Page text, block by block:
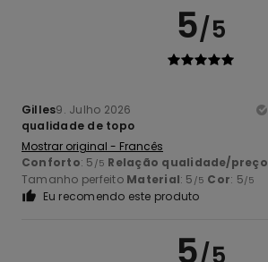
5/5
Gilles9. Julho 2026
qualidade de topo
Mostrar original - Francês
Conforto: 5 /5 Relação qualidade/preço
Tamanho perfeito Material: 5 /5 Cor: 5/5
Eu recomendo este produto
5